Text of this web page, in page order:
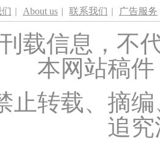
| About us | 联系我们 | 广告服务
载信息，不
本网站稿
止转载、摘
追